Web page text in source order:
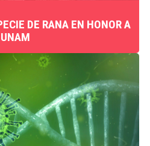
DE RANA EN HONOR A